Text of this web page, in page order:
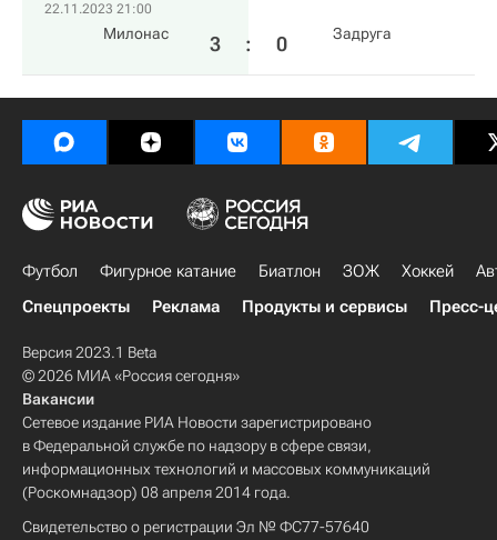
22.11.2023 21:00
Милонас 3 : 0 Задруга
Футбол Фигурное катание Биатлон ЗОЖ Хоккей
Спецпроекты
Реклама Продукты и сервисы Пресс-
Версия 2023.1 Beta
© 2026 МИА «Россия сегодня»
Вакансии
Сетевое издание РИА Новости зарегистрировано
в Федеральной службе по надзору в сфере связи,
информационных технологий и массовых коммуникаций
(Роскомнадзор) 08 апреля 2014 года.
Свидетельство о регистрации Эл № ФС77-57640